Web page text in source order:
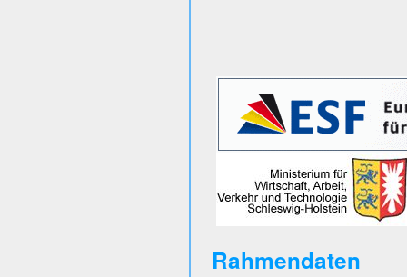
Rahmendaten